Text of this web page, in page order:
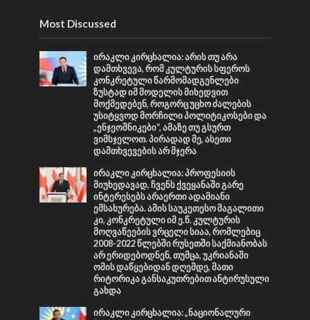
Most Discussed
ირაკლი კირცხალია: არის თუ არა
დამთხვევა, რომ კულტურის სფეროს
კონკრეტული წარმომადგენლები
ზუსტად იმ მოდელის მიხედვით
მოქმედებენ, როგორც უცხო ძალების
უსიტყვოდ მორჩილი პოლიტიკოსები და
„ენჯეოშნიკები“, ამაზე თუ გსურთ
ვიმსჯელოთ. პირადად მე, ასეთი
დამთხვევების არ მჯერა
ირაკლი კირცხალია: პროფესიის
მიუხედავად, ჩვენს ქვეყანაში გარე
ინტერესებს არაერთი ადამიანი
ემსახურება. ამის საუკეთესო მაგალითი
კი, კონკრეტული იმ ე.წ. კულტურის
მოღვაწეების ვრცელი სიაა, რომლებიც
2008-2022 წლებში რუსეთში საქმიანობას
არ ერიდებოდნენ, თუმცა, უკრიანაში
ომის დაწყებიდან დღემდე, მათი
რიტორიკა განსაკუთრებით ანტირუსული
გახდა
ირაკლი კირცხალია: „ნაციონალური